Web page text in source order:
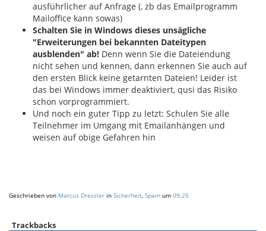
ausführlicher auf Anfrage (, zb das Emailprogramm
Mailoffice kann sowas)
Schalten Sie in Windows dieses unsägliche
"Erweiterungen bei bekannten Dateitypen
ausblenden" ab! Denn wenn Sie die Dateiendung
nicht sehen und kennen, dann erkennen Sie auch auf
den ersten Blick keine getarnten Dateien! Leider ist
das bei Windows immer deaktiviert, qusi das Risiko
schon vorprogrammiert.
Und noch ein guter Tipp zu letzt: Schulen Sie alle
Teilnehmer im Umgang mit Emailanhängen und
weisen auf obige Gefahren hin
Geschrieben von Marcus Dressler in Sicherheit, Spam um 09:25
Trackbacks